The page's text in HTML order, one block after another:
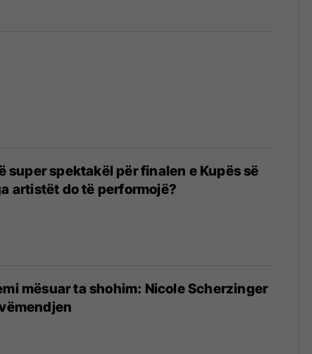
super spektakël për finalen e Kupës së
artistët do të performojë?
mësuar ta shohim: Nicole Scherzinger